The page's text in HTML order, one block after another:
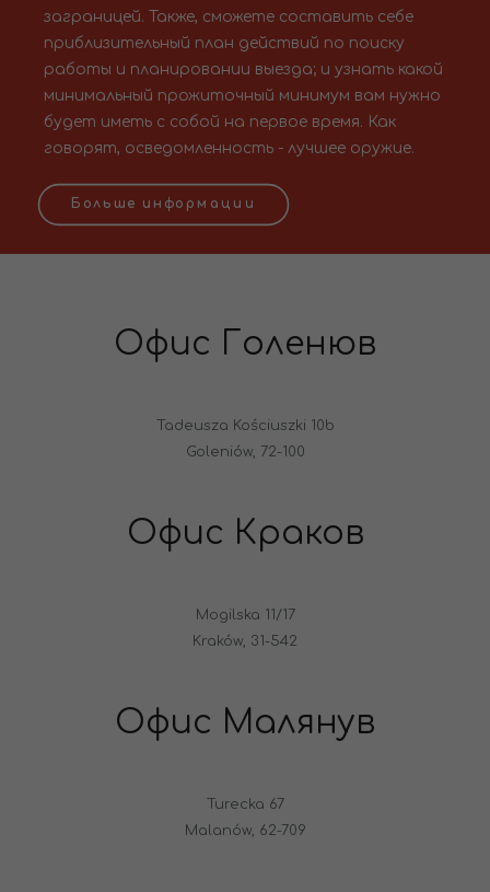
заграницей. Также, сможете составить себе
приблизительный план действий по поиску
работы и планировании выезда; и узнать какой
минимальный прожиточный минимум вам нужно
будет иметь с собой на первое время. Как
говорят, осведомленность - лучшее оружие.
Больше информации
Офис Голенюв
Tadeusza Kościuszki 10b
Goleniów, 72-100
Офис Краков
Mogilska 11/17
Kraków, 31-542
Офис Малянув
Turecka 67
Malanów, 62-709